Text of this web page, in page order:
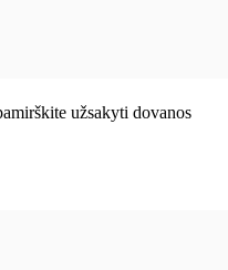
užsakyti dovanos